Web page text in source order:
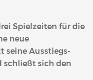
Spielzeiten für die
neue
seine Ausstiegs-
schließt sich den